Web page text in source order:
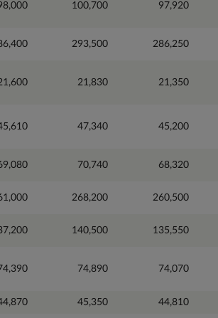
100,700 97,920
293,500 286,250
21,830 21,350
47,340 45,200
70,740 68,320
268,200 260,500
140,500 135,550
74,890 74,070
45,350 44,810